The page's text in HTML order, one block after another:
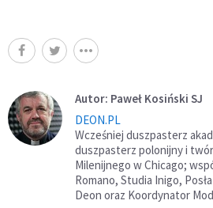
Autor: Paweł Kosiński SJ
DEON.PL
Wcześniej duszpasterz
duszpasterz polonijny i
Milenijnego w Chicago;
Romano, Studia Inigo,
Deon oraz Koordynator